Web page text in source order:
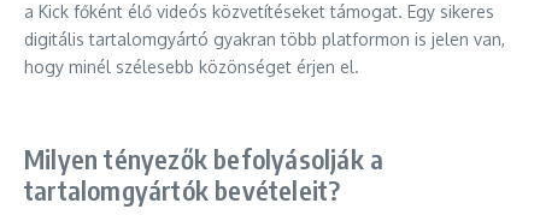
a Kick főként élő videós közvetítéseket támogat. Egy sikeres
digitális tartalomgyártó gyakran több platformon is jelen van,
hogy minél szélesebb közönséget érjen el.
Milyen tényezők befolyásolják a
tartalomgyártók bevételeit?